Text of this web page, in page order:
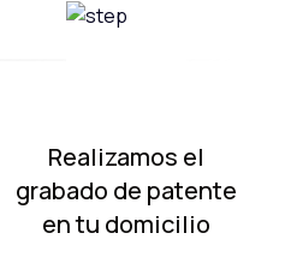
Realizamos el
grabado de patente
en tu domicilio